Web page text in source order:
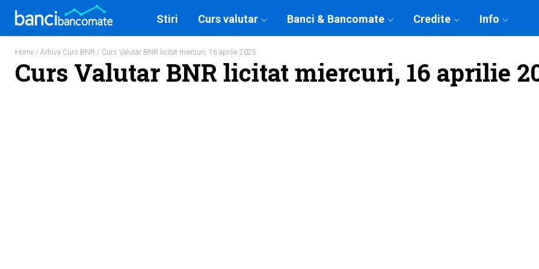
Stiri Curs valutar Banci & Bancomate Credite Info
Home / Arhiva Curs BNR / Curs Valutar BNR licitat miercuri, 16 aprilie 2025
Curs Valutar BNR licitat miercuri, 16 aprilie